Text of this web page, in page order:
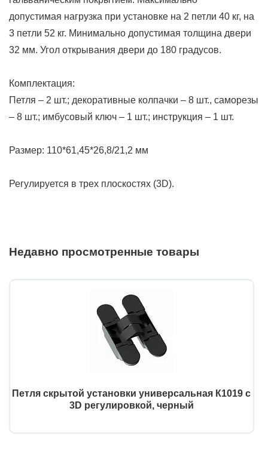
допустимая нагрузка при установке на 2 петли 40 кг, на
3 петли 52 кг. Минимально допустимая толщина двери
32 мм. Угол открывания двери до 180 градусов.
Комплектация:
Петля – 2 шт.; декоративные колпачки – 8 шт., саморезы
– 8 шт.; имбусовый ключ – 1 шт.; инструкция – 1 шт.
Размер: 110*61,45*26,8/21,2 мм
Регулируется в трех плоскостях (3D).
Недавно просмотренные товары
Петля скрытой установки универсальная К1019 с
3D регулировкой, черный